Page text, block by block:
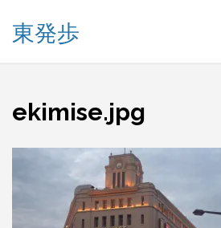
東発歩
ekimise.jpg